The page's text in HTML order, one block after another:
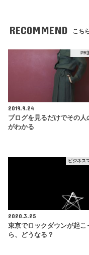
RECOMMEND こち
PR
2019.9.24
ブログを見るだけでその人
がわかる
ビジネス
2020.3.25
東京でロックダウンが起こ
ら、どうなる？